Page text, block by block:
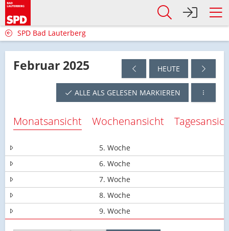
SPD Bad Lauterberg
Februar 2025 HEUTE
ALLE ALS GELESEN MARKIEREN
Monatsansicht Wochenansicht
5. Woche
6. Woche
7. Woche
8. Woche
9. Woche